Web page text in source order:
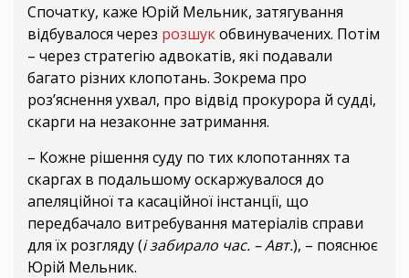
Спочатку, каже Юрій Мельник, затягування
відбувалося через розшукобвинувачених. Потім
– через стратегію адвокатів, які подавали
багато різних клопотань. Зокрема про
роз’яснення ухвал, про відвід прокурора й судді,
скарги на незаконне затримання.
– Кожне рішення суду по тих клопотаннях та
скаргах в подальшому оскаржувалося до
апеляційної та касаційної інстанції, що
передбачало витребування матеріалів справи
для їх розгляду (і забирало час. – Авт.), – пояснює
Юрій Мельник.